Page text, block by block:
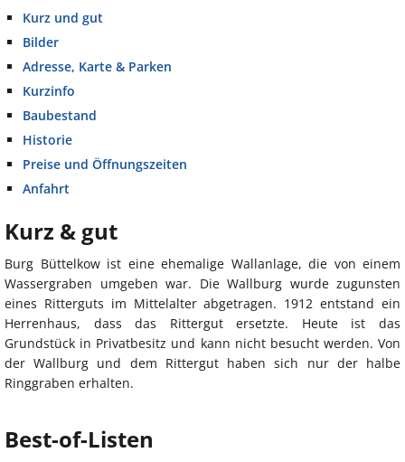
Kurz und gut
Bilder
Adresse, Karte & Parken
Kurzinfo
Baubestand
Historie
Preise und Öffnungszeiten
Anfahrt
Kurz & gut
Burg Büttelkow ist eine ehemalige Wallanlage, die von einem
Wassergraben umgeben war. Die Wallburg wurde zugunsten
eines Ritterguts im Mittelalter abgetragen. 1912 entstand ein
Herrenhaus, dass das Rittergut ersetzte. Heute ist das
Grundstück in Privatbesitz und kann nicht besucht werden. Von
der Wallburg und dem Rittergut haben sich nur der halbe
Ringgraben erhalten.
Best-of-Listen